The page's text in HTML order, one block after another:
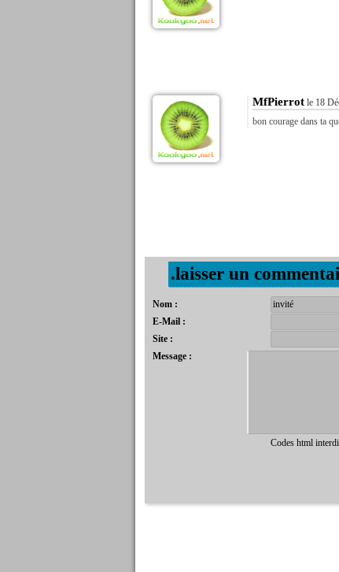
MfPierrot le 18
bon courage dans ta
.laisser un
Nom :
E-Mail :
Site :
Message :
Codes html